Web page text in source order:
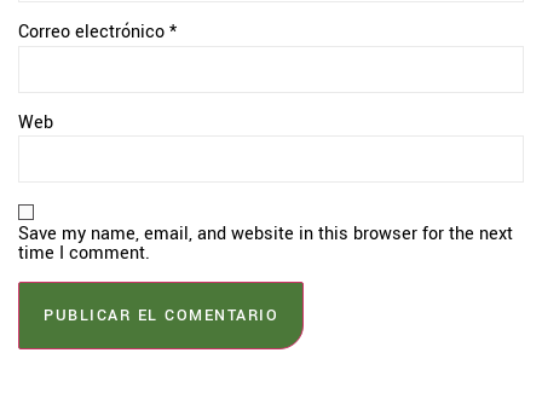
Correo electrónico*
Web
Save my name, email, and website in this browser for the next
time I comment.